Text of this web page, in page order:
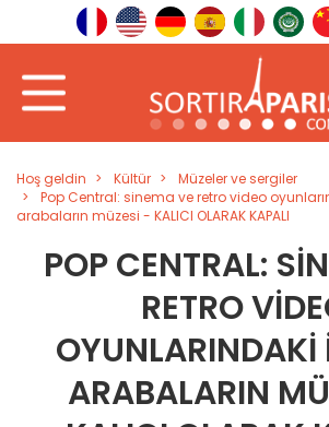
Hoş geldin Kültür
Müzeler ve sergiler
Pop Central: sinema ve retro video
arabaların müzesi - KALICI OLARAK KAPALI
POP CENTRAL:
RETRO
OYUNLARINDAKI
ARABALARIN